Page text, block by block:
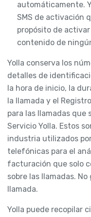
automáticamente.
SMS de activación
propósito de
contenido de
Yolla conserva los
detalles de
la hora de inicio, la
la llamada y el
para las llamadas que
Servicio Yolla. Estos
industria utilizados
telefónicas para el
facturación que solo
sobre las llamadas.
llamada.
Yolla puede recopilar